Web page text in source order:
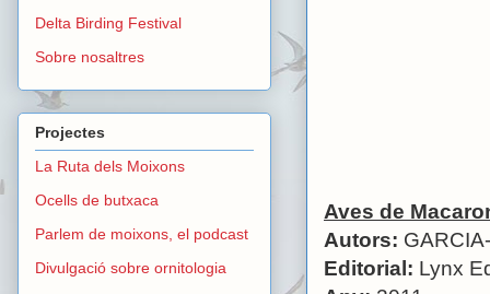
Aves de
Autors:
Editorial: Lynx
Delta Birding Festival
Sobre nosaltres
Projectes
La Ruta dels Moixons
Ocells de butxaca
Parlem de moixons, el podcast
Divulgació sobre ornitologia